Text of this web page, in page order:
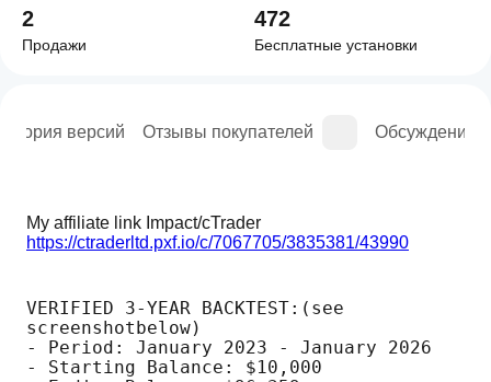
версий Отзывы покупателей Обсуждение
https://ctraderltd.pxf.io/c/7067705/3835381/43990
VERIFIED 3-YEAR BACKTEST:(see
screenshotbelow)
- Period: January 2023 - January 2026
- Starting Balance: $10,000
2
Продажи
472
Бесплатные установки